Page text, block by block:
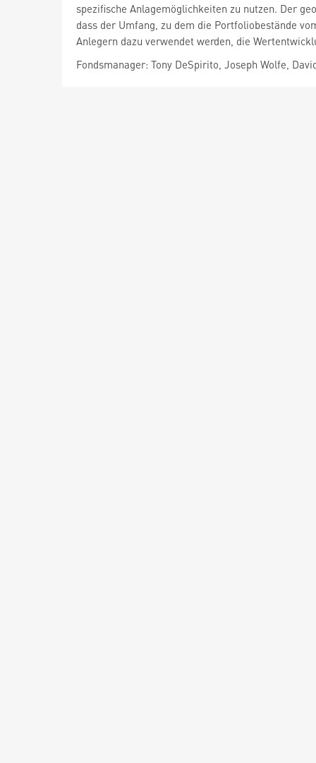
spezifische Anlagemöglichkeiten zu nutzen. Der
dass der Umfang, zu dem die Portfoliobestände
Anlegern dazu verwendet werden, die
Fondsmanager: Tony DeSpirito, Joseph Wolfe,